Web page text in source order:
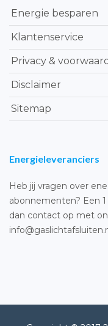
Energie besparen
Klantenservice
Privacy &
Disclaimer
Sitemap
Energieleveranciers
Heb jij vragen over
abonnementen? Een
dan contact op met